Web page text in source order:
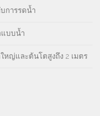
การรดน้ำ
แบบน้ำ
หญ่และต้นโตสูงถึง 2 เมตร